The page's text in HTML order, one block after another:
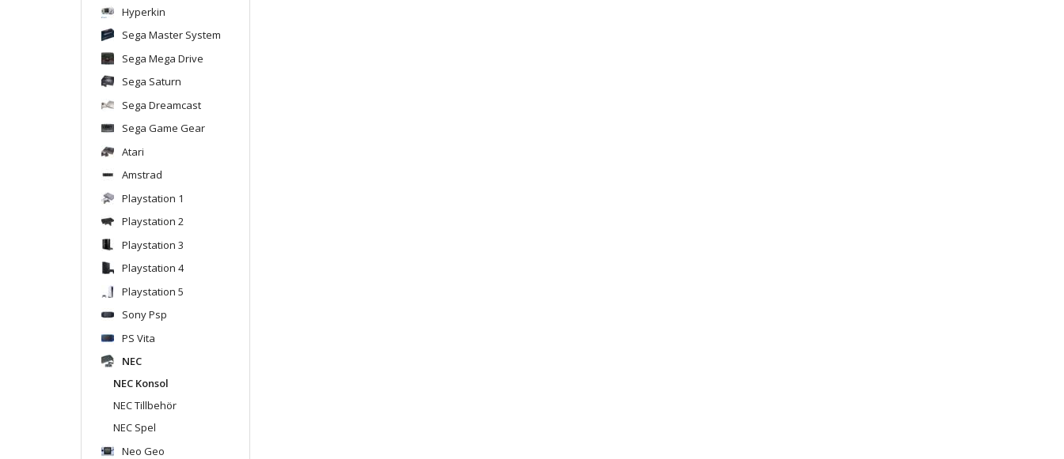
Hyperkin
Sega Master System
Sega Mega Drive
Sega Saturn
Sega Dreamcast
Sega Game Gear
Atari
Amstrad
Playstation 1
Playstation 2
Playstation 3
Playstation 4
Playstation 5
Sony Psp
PS Vita
NEC
NEC Konsol
NEC Tillbehör
NEC Spel
Neo Geo